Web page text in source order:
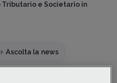
Tributario e Societario in
Ascolta la news